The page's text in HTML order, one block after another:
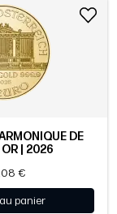
DE
OR | 2026
€
panier